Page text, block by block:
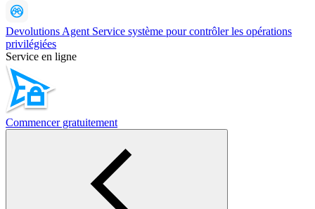
Devolutions Agent Service système pour contrôler les opérations
privilégiées
Service en ligne
Commencer gratuitement